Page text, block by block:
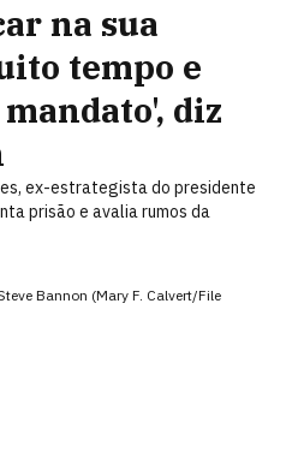
na sua
tempo e
diz
ex-estrategista do presidente
prisão e avalia rumos da
Bannon (Mary F. Calvert/File